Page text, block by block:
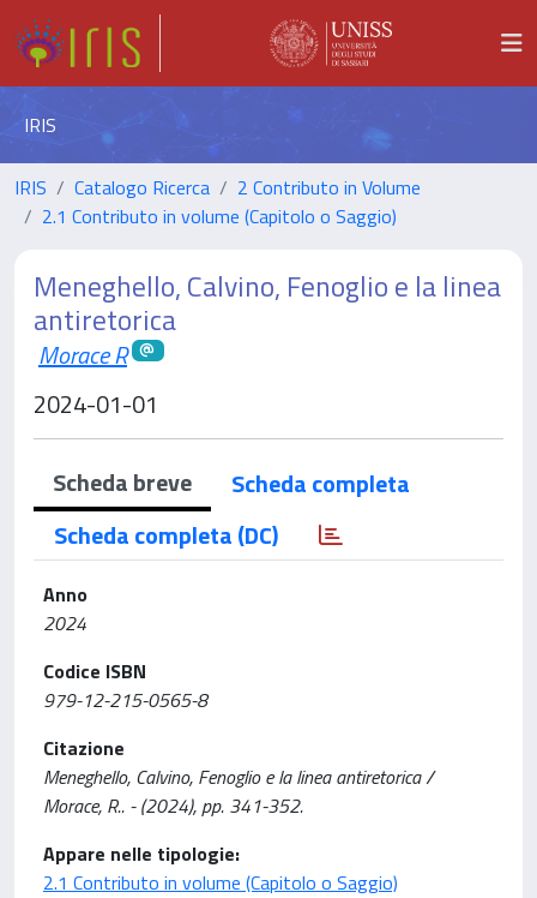
IRIS
IRIS Catalogo Ricerca
2 Contributo in Volume
2.1 Contributo in volume (Capitolo o Saggio)
Meneghello, Calvino, Fenoglio e la linea
antiretorica
Morace R
2024-01-01
Scheda breve
Scheda completa
Scheda completa (DC)
Anno
2024
Codice ISBN
979-12-215-0565-8
Citazione
Meneghello, Calvino, Fenoglio e la linea antiretorica /
Morace, R.. - (2024), pp. 341-352.
Appare nelle tipologie:
2.1 Contributo in volume (Capitolo o Saggio)